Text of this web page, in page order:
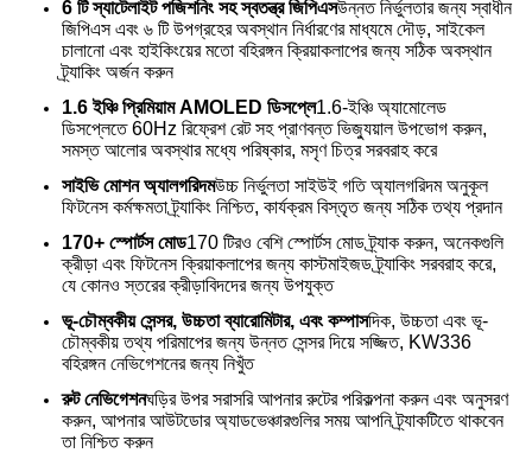
6 টি স্যাটেলাইট পজিশনিং সহ স্বতন্ত্র জিপিএসউন্নত নির্ভুলতার জন্য স্বাধীন
জিপিএস এবং ৬ টি উপগ্রহের অবস্থান নির্ধারণের মাধ্যমে দৌড়, সাইকেল
চালানো এবং হাইকিংয়ের মতো বহিরঙ্গন ক্রিয়াকলাপের জন্য সঠিক অবস্থান
ট্র্যাকিং অর্জন করুন
1.6 ইঞ্চি প্রিমিয়াম AMOLED ডিসপ্লে1.6-ইঞ্চি অ্যামোলেড
ডিসপ্লেতে 60Hz রিফ্রেশ রেট সহ প্রাণবন্ত ভিজ্যুয়াল উপভোগ করুন,
সমস্ত আলোর অবস্থার মধ্যে পরিষ্কার, মসৃণ চিত্র সরবরাহ করে
সাইভি মোশন অ্যালগরিদমউচ্চ নির্ভুলতা সাইউই গতি অ্যালগরিদম অনুকূল
ফিটনেস কর্মক্ষমতা ট্র্যাকিং নিশ্চিত, কার্যক্রম বিস্তৃত জন্য সঠিক তথ্য প্রদান
170+ স্পোর্টস মোড170 টিরও বেশি স্পোর্টস মোড ট্র্যাক করুন, অনেকগুলি
ক্রীড়া এবং ফিটনেস ক্রিয়াকলাপের জন্য কাস্টমাইজড ট্র্যাকিং সরবরাহ করে,
যে কোনও স্তরের ক্রীড়াবিদদের জন্য উপযুক্ত
ভূ-চৌম্বকীয় সেন্সর, উচ্চতা ব্যারোমিটার, এবং কম্পাসদিক, উচ্চতা এবং ভূ-
চৌম্বকীয় তথ্য পরিমাপের জন্য উন্নত সেন্সর দিয়ে সজ্জিত, KW336
বহিরঙ্গন নেভিগেশনের জন্য নিখুঁত
রুট নেভিগেশনঘড়ির উপর সরাসরি আপনার রুটের পরিকল্পনা করুন এবং অনুসরণ
করুন, আপনার আউটডোর অ্যাডভেঞ্চারগুলির সময় আপনি ট্র্যাকটিতে থাকবেন
তা নিশ্চিত করুন